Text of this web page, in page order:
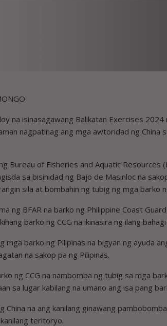
na isinasagawang Balikatan Exercises
nagpatinag ang mga awtoridad ng
Bureau of Fisheries and Aquatic Resources
sa bisinidad ng Bajo de Masinloc na
sila at bombahin ng tubig ng mga barko
ng BFAR na barko ng Philippine Coast
barko ng CCG na ikinasira ng ilang
mga barko ng Pilipinas na bigyan ng ayuda
na sakop pa ng Pilipinas.
ng CCG na nambomba ng tubig sa mga
sa lugar kabilang na umano ang isa pang
China na ang kanilang ginawang
teritoryo.